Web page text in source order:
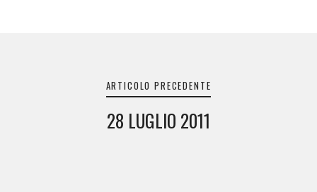
ARTICOLO PRECEDENTE
28 LUGLIO 2011